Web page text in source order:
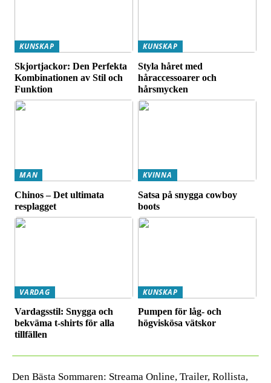
KUNSKAP
Skjortjackor: Den Perfekta
Kombinationen av Stil och
Funktion
KUNSKAP
Styla håret med
håraccessoarer och
hårsmycken
MAN
Chinos – Det ultimata
resplagget
KVINNA
Satsa på snygga cowboy
boots
VARDAG
Vardagsstil: Snygga och
bekväma t-shirts för alla
tillfällen
KUNSKAP
Pumpen för låg- och
högviskösa vätskor
Den Bästa Sommaren: Streama Online, Trailer, Rollista,